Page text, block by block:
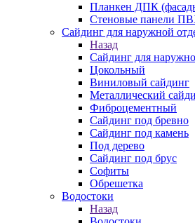
Планкен ДПК
Стеновые панели
Сайдинг для наружной
Назад
Сайдинг для
Цокольный
Виниловый сайдинг
Металлический
Фиброцементный
Сайдинг под бревно
Сайдинг под камень
Под дерево
Сайдинг под брус
Софиты
Обрешетка
Водостоки
Назад